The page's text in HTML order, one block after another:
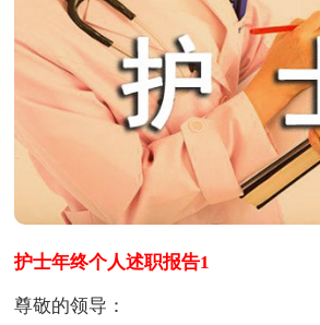
护士年终个人述职报告1
尊敬的领导：